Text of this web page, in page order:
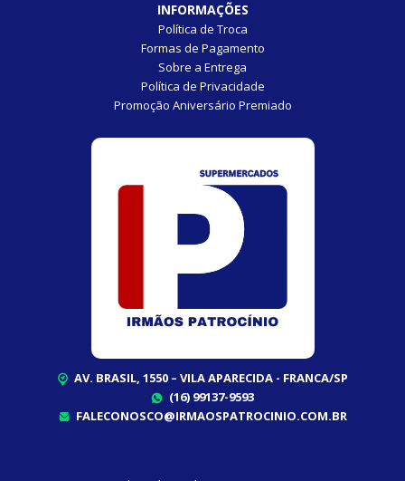
INFORMAÇÕES
Política de Troca
Formas de Pagamento
Sobre a Entrega
Política de Privacidade
Promoção Aniversário Premiado
AV. BRASIL, 1550 – VILA APARECIDA - FRANCA/SP
(16) 99137-9593
FALECONOSCO@IRMAOSPATROCINIO.COM.BR